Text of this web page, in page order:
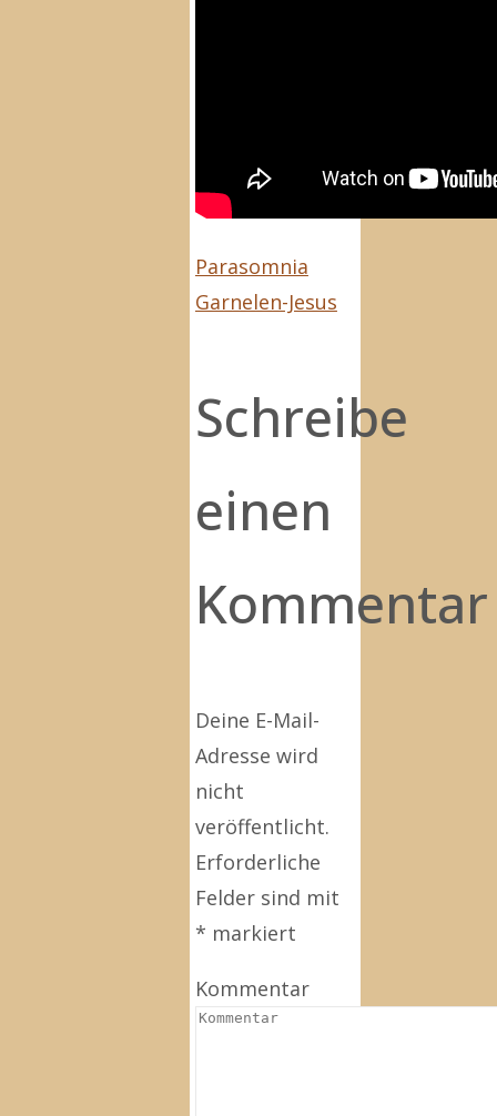
Parasomnia
Garnelen-Jesus
Schreibe
einen
Kommentar
Deine E-Mail-
Adresse wird
nicht
veröffentlicht.
Erforderliche
Felder sind mit
* markiert
Kommentar